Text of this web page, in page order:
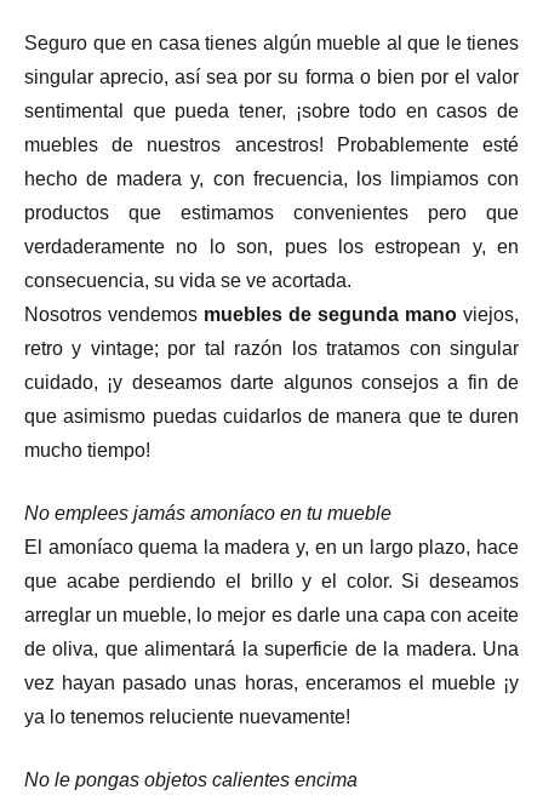
Seguro que en casa tienes algún mueble al que le tienes
singular aprecio, así sea por su forma o bien por el valor
sentimental que pueda tener, ¡sobre todo en casos de
muebles de nuestros ancestros! Probablemente esté
hecho de madera y, con frecuencia, los limpiamos con
productos que estimamos convenientes pero que
verdaderamente no lo son, pues los estropean y, en
consecuencia, su vida se ve acortada.
Nosotros vendemos muebles de segunda mano viejos,
retro y vintage; por tal razón los tratamos con singular
cuidado, ¡y deseamos darte algunos consejos a fin de
que asimismo puedas cuidarlos de manera que te duren
mucho tiempo!
No emplees jamás amoníaco en tu mueble
El amoníaco quema la madera y, en un largo plazo, hace
que acabe perdiendo el brillo y el color. Si deseamos
arreglar un mueble, lo mejor es darle una capa con aceite
de oliva, que alimentará la superficie de la madera. Una
vez hayan pasado unas horas, enceramos el mueble ¡y
ya lo tenemos reluciente nuevamente!
No le pongas objetos calientes encima